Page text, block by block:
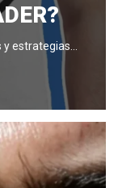
estrategias…